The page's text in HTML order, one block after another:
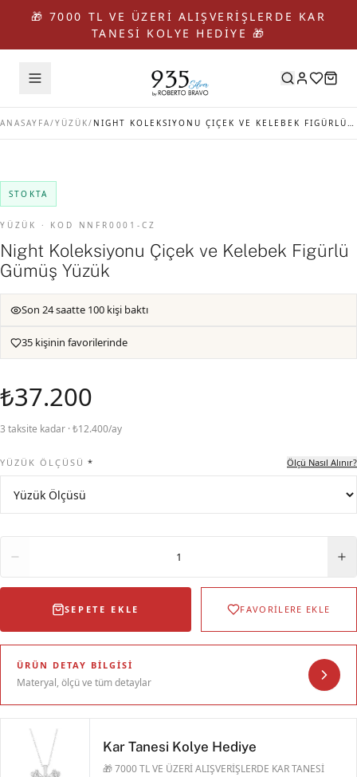
🎁 7000 TL VE ÜZERİ ALIŞVERİŞLERDE KAR
TANESİ KOLYE HEDİYE 🎁
ANASAYFA/YÜZÜK/ NIGHT KOLEKSIYONU ÇIÇEK VE KELEBEK FIGÜRLÜ GÜMÜŞ YÜZÜK
STOKTA
YÜZÜK · KOD NNFR0001-CZ
Night Koleksiyonu Çiçek ve Kelebek Figürlü
Gümüş Yüzük
Son 24 saatte 100 kişi baktı
35 kişinin favorilerinde
₺37.200
3 taksite kadar · ₺12.400/ay
YÜZÜK ÖLÇÜSÜ * Ölçü Nasıl Alınır?
1
SEPETE EKLE FAVORİLERE EKLE
ÜRÜN DETAY BILGISI
Materyal, ölçü ve tüm detaylar
Kar Tanesi Kolye Hediye
🎁 7000 TL VE ÜZERİ ALIŞVERİŞLERDE KAR TANESİ